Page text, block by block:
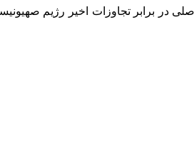
در برابر تجاوزات اخیر رژیم